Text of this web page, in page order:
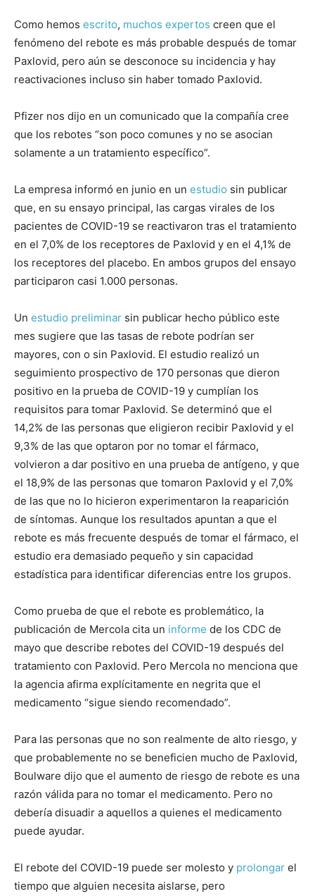
Como hemos escrito, muchos expertos creen que el
fenómeno del rebote es más probable después de tomar
Paxlovid, pero aún se desconoce su incidencia y hay
reactivaciones incluso sin haber tomado Paxlovid.
Pfizer nos dijo en un comunicado que la compañía cree
que los rebotes “son poco comunes y no se asocian
solamente a un tratamiento específico”.
La empresa informó en junio en un estudio sin publicar
que, en su ensayo principal, las cargas virales de los
pacientes de COVID-19 se reactivaron tras el tratamiento
en el 7,0% de los receptores de Paxlovid y en el 4,1% de
los receptores del placebo. En ambos grupos del ensayo
participaron casi 1.000 personas.
Un estudio preliminar sin publicar hecho público este
mes sugiere que las tasas de rebote podrían ser
mayores, con o sin Paxlovid. El estudio realizó un
seguimiento prospectivo de 170 personas que dieron
positivo en la prueba de COVID-19 y cumplían los
requisitos para tomar Paxlovid. Se determinó que el
14,2% de las personas que eligieron recibir Paxlovid y el
9,3% de las que optaron por no tomar el fármaco,
volvieron a dar positivo en una prueba de antígeno, y que
el 18,9% de las personas que tomaron Paxlovid y el 7,0%
de las que no lo hicieron experimentaron la reaparición
de síntomas. Aunque los resultados apuntan a que el
rebote es más frecuente después de tomar el fármaco, el
estudio era demasiado pequeño y sin capacidad
estadística para identificar diferencias entre los grupos.
Como prueba de que el rebote es problemático, la
publicación de Mercola cita un informe de los CDC de
mayo que describe rebotes del COVID-19 después del
tratamiento con Paxlovid. Pero Mercola no menciona que
la agencia afirma explícitamente en negrita que el
medicamento “sigue siendo recomendado”.
Para las personas que no son realmente de alto riesgo, y
que probablemente no se beneficien mucho de Paxlovid,
Boulware dijo que el aumento de riesgo de rebote es una
razón válida para no tomar el medicamento. Pero no
debería disuadir a aquellos a quienes el medicamento
puede ayudar.
El rebote del COVID-19 puede ser molesto y prolongar el
tiempo que alguien necesita aislarse, pero